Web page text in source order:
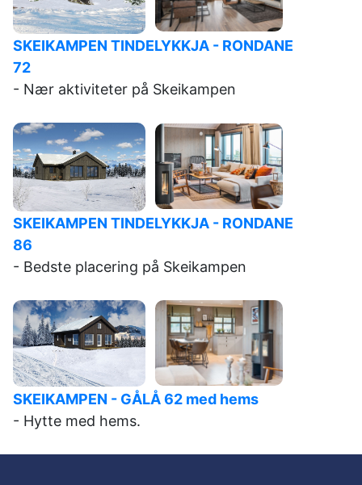
SKEIKAMPEN TINDELYKKJA - RONDANE
72
- Nær aktiviteter på Skeikampen
SKEIKAMPEN TINDELYKKJA - RONDANE
86
- Bedste placering på Skeikampen
SKEIKAMPEN - GÅLÅ 62 med hems
- Hytte med hems.